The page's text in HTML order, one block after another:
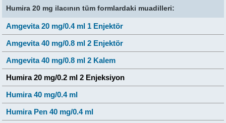
Humira 20 mg ilacının tüm formlardaki muadilleri:
Amgevita 20 mg/0.4 ml 1 Enjektör
Amgevita 40 mg/0.8 ml 2 Enjektör
Amgevita 40 mg/0.8 ml 2 Kalem
Humira 20 mg/0.2 ml 2 Enjeksiyon
Humira 40 mg/0.4 ml
Humira Pen 40 mg/0.4 ml